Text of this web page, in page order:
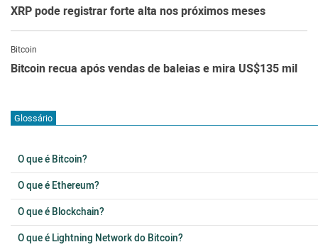
XRP pode registrar forte alta nos próximos meses
Bitcoin
Bitcoin recua após vendas de baleias e mira US$135 mil
Glossário
O que é Bitcoin?
O que é Ethereum?
O que é Blockchain?
O que é Lightning Network do Bitcoin?